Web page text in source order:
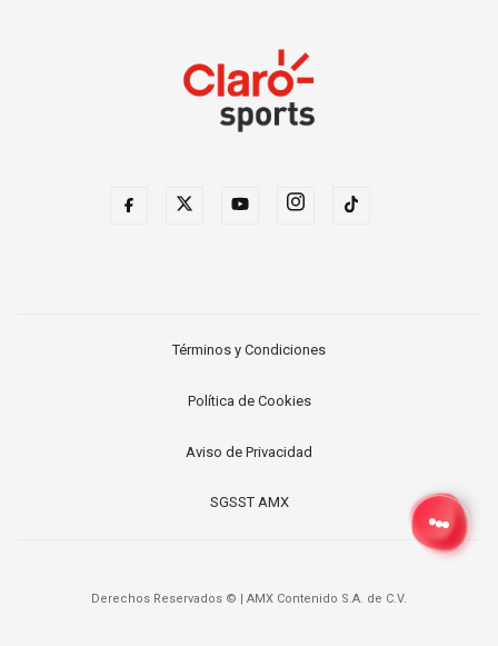
Términos y Condiciones
Política de Cookies
Aviso de Privacidad
SGSST AMX
Derechos Reservados © | AMX Contenido S.A. de C.V.